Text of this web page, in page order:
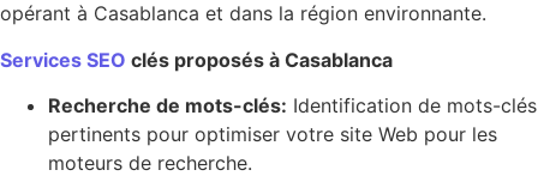
opérant à Casablanca et dans la région environnante.
Services SEO clés proposés à Casablanca
Recherche de mots-clés: Identification de mots-clés
pertinents pour optimiser votre site Web pour les
moteurs de recherche.